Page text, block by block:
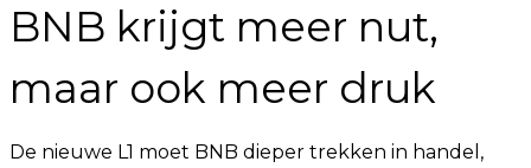
BNB krijgt meer nut,
maar ook meer druk
De nieuwe L1 moet BNB dieper trekken in handel,